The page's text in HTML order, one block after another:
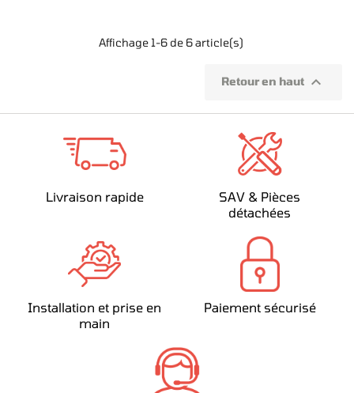
Affichage 1-6 de 6 article(s)
Retour en haut 
Livraison rapide
SAV & Pièces
détachées
Installation et prise en
main
Paiement sécurisé